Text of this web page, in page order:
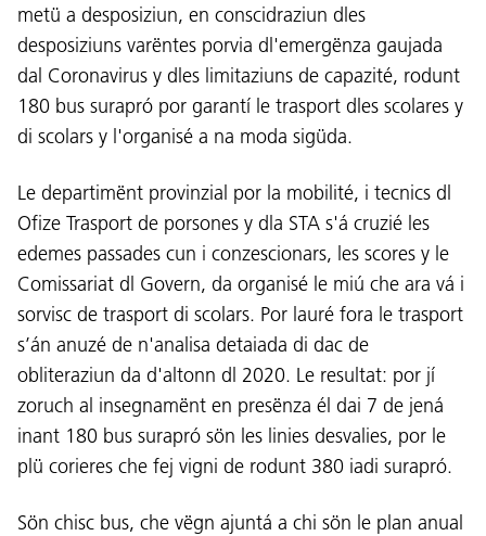
metü a desposiziun, en conscidraziun dles
desposiziuns varëntes porvia dl'emergënza gaujada
dal Coronavirus y dles limitaziuns de capazité, rodunt
180 bus surapró por garantí le trasport dles scolares y
di scolars y l'organisé a na moda sigüda.
Le departimënt provinzial por la mobilité, i tecnics dl
Ofize Trasport de porsones y dla STA s'á cruzié les
edemes passades cun i conzescionars, les scores y le
Comissariat dl Govern, da organisé le miú che ara vá i
sorvisc de trasport di scolars. Por lauré fora le trasport
s’án anuzé de n'analisa detaiada di dac de
obliteraziun da d'altonn dl 2020. Le resultat: por jí
zoruch al insegnamënt en presënza él dai 7 de jená
inant 180 bus surapró sön les linies desvalies, por le
plü corieres che fej vigni de rodunt 380 iadi surapró.
Sön chisc bus, che vëgn ajuntá a chi sön le plan anual